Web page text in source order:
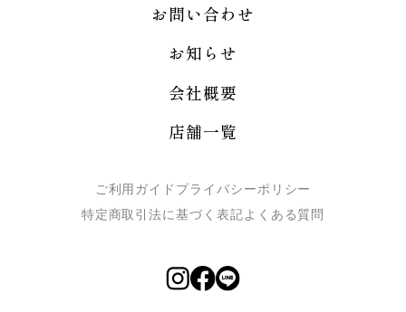
お問い合わせ
お知らせ
会社概要
店舗一覧
ご利用ガイド プライバシーポリシー
特定商取引法に基づく表記よくある質問